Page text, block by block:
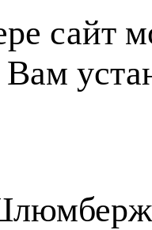
сайт